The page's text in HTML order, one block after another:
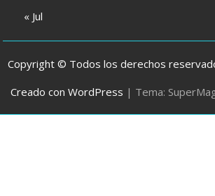
« Jul
Copyright © Todos los derechos
Creado con WordPress | Tema: